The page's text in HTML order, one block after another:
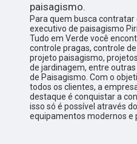
paisagismo.
Para quem busca
executivo de paisagismo
Tudo em Verde você
controle pragas, controle
projeto paisagismo,
de jardinagem, entre
de Paisagismo. Com o
todos os clientes, a
destaque é conquistar a
isso só é possível através
equipamentos modernos e